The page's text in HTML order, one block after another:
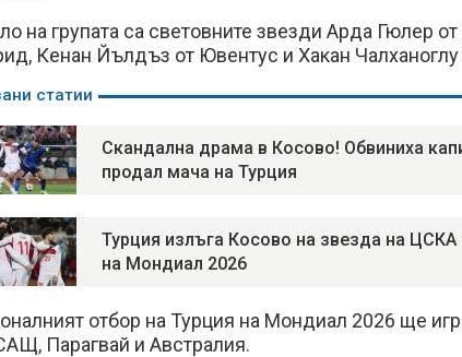
на групата са световните звезди Арда Гюлер
Кенан Йълдъз от Ювентус и Хакан Чалханоглу
статии
Скандална драма в Косово! Обвиниха
продал мача на Турция
Турция излъга Косово на звезда на ЦСКА
на Мондиал 2026
отбор на Турция на Мондиал 2026 ще
Парагвай и Австралия.